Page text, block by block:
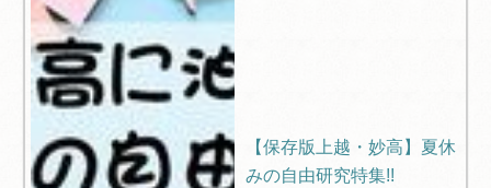
【保存版上越・妙高】夏休
みの自由研究特集!!